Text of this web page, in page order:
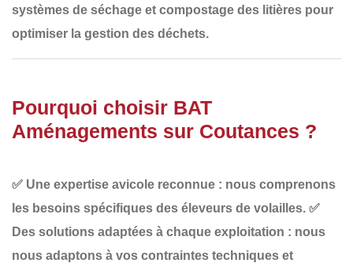
systèmes de séchage et compostage des litières pour
optimiser la gestion des déchets.
Pourquoi choisir BAT
Aménagements sur Coutances ?
✅ Une expertise avicole reconnue : nous comprenons
les besoins spécifiques des éleveurs de volailles. ✅
Des solutions adaptées à chaque exploitation : nous
nous adaptons à vos contraintes techniques et